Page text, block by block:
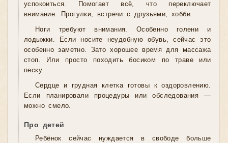
успокоиться. Помогает всё, что переключает
внимание. Прогулки, встречи с друзьями, хобби.
Ноги требуют внимания. Особенно голени и
лодыжки. Если носите неудобную обувь, сейчас это
особенно заметно. Зато хорошее время для массажа
стоп. Или просто походить босиком по траве или
песку.
Сердце и грудная клетка готовы к оздоровлению.
Если планировали процедуры или обследования —
можно смело.
Про детей
Ребёнок сейчас нуждается в свободе больше